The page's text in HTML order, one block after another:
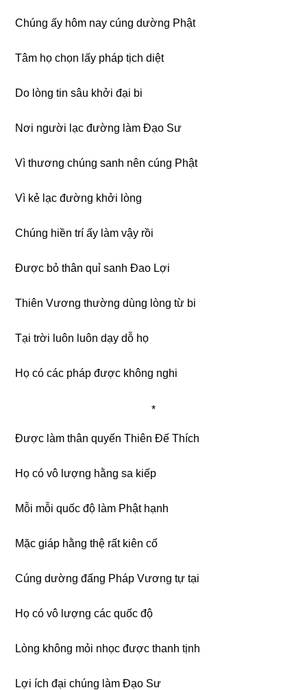
Chúng ấy hôm nay cúng dường Phật
Tâm họ chọn lấy pháp tịch diệt
Do lòng tin sâu khởi đại bi
Nơi người lạc đường làm Ðạo Sư
Vì thương chúng sanh nên cúng Phật
Vì kẻ lạc đường khởi lòng
Chúng hiền trí ấy làm vậy rồi
Ðược bỏ thân quỉ sanh Ðao Lợi
Thiên Vương thường dùng lòng từ bi
Tại trời luôn luôn dạy dỗ họ
Họ có các pháp được không nghi
*
Ðược làm thân quyến Thiên Ðế Thích
Họ có vô lượng hằng sa kiếp
Mỗi mỗi quốc độ làm Phật hạnh
Mặc giáp hằng thệ rất kiên cố
Cúng dường đấng Pháp Vương tự tại
Họ có vô lượng các quốc độ
Lòng không mỏi nhọc được thanh tịnh
Lợi ích đại chúng làm Ðạo Sư